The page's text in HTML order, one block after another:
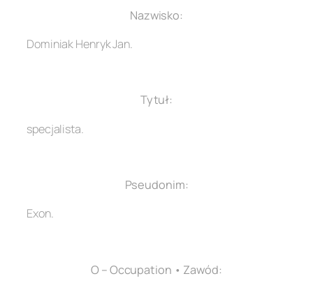
Nazwisko:
Dominiak Henryk Jan.
Tytuł:
specjalista.
Pseudonim:
Exon.
O – Occupation • Zawód: